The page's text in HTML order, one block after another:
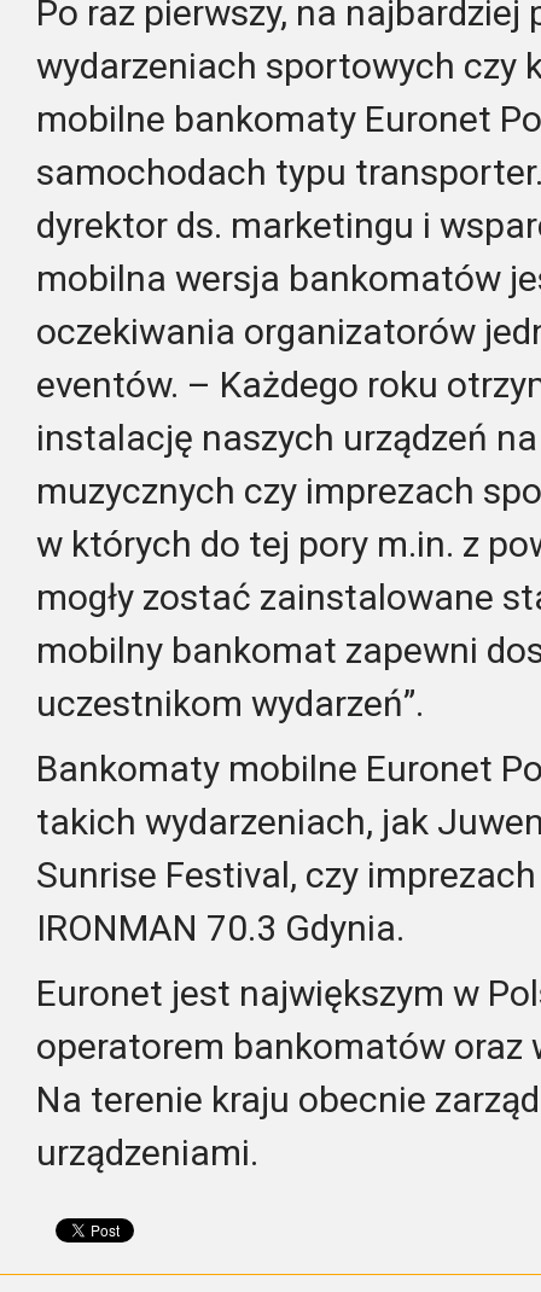
Po raz pierwszy, na najbardziej
wydarzeniach sportowych czy
mobilne bankomaty Euronet
samochodach typu
dyrektor ds. marketingu i
mobilna wersja bankomatów
oczekiwania organizatorów
eventów. – Każdego roku
instalację naszych urządzeń
muzycznych czy imprezach
w których do tej pory m.in. z
mogły zostać zainstalowane
mobilny bankomat zapewni
uczestnikom wydarzeń”.
Bankomaty mobilne Euronet
takich wydarzeniach, jak
Sunrise Festival, czy
IRONMAN 70.3 Gdynia.
Euronet jest największym w
operatorem bankomatów oraz
Na terenie kraju obecnie
urządzeniami.